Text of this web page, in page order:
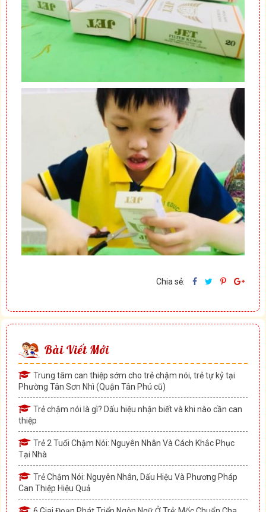
Bài Viết Mới
Trung tâm can thiệp sớm cho trẻ chậm nói, trẻ tự kỷ tại
Phường Tân Sơn Nhì (Quận Tân Phú cũ)
Trẻ chậm nói là gì? Dấu hiệu nhận biết và khi nào cần can
thiệp
Trẻ 2 Tuổi Chậm Nói: Nguyên Nhân Và Cách Khắc Phục
Tại Nhà
Trẻ Chậm Nói: Nguyên Nhân, Dấu Hiệu Và Phương Pháp
Can Thiệp Hiệu Quả
Chia sẻ: